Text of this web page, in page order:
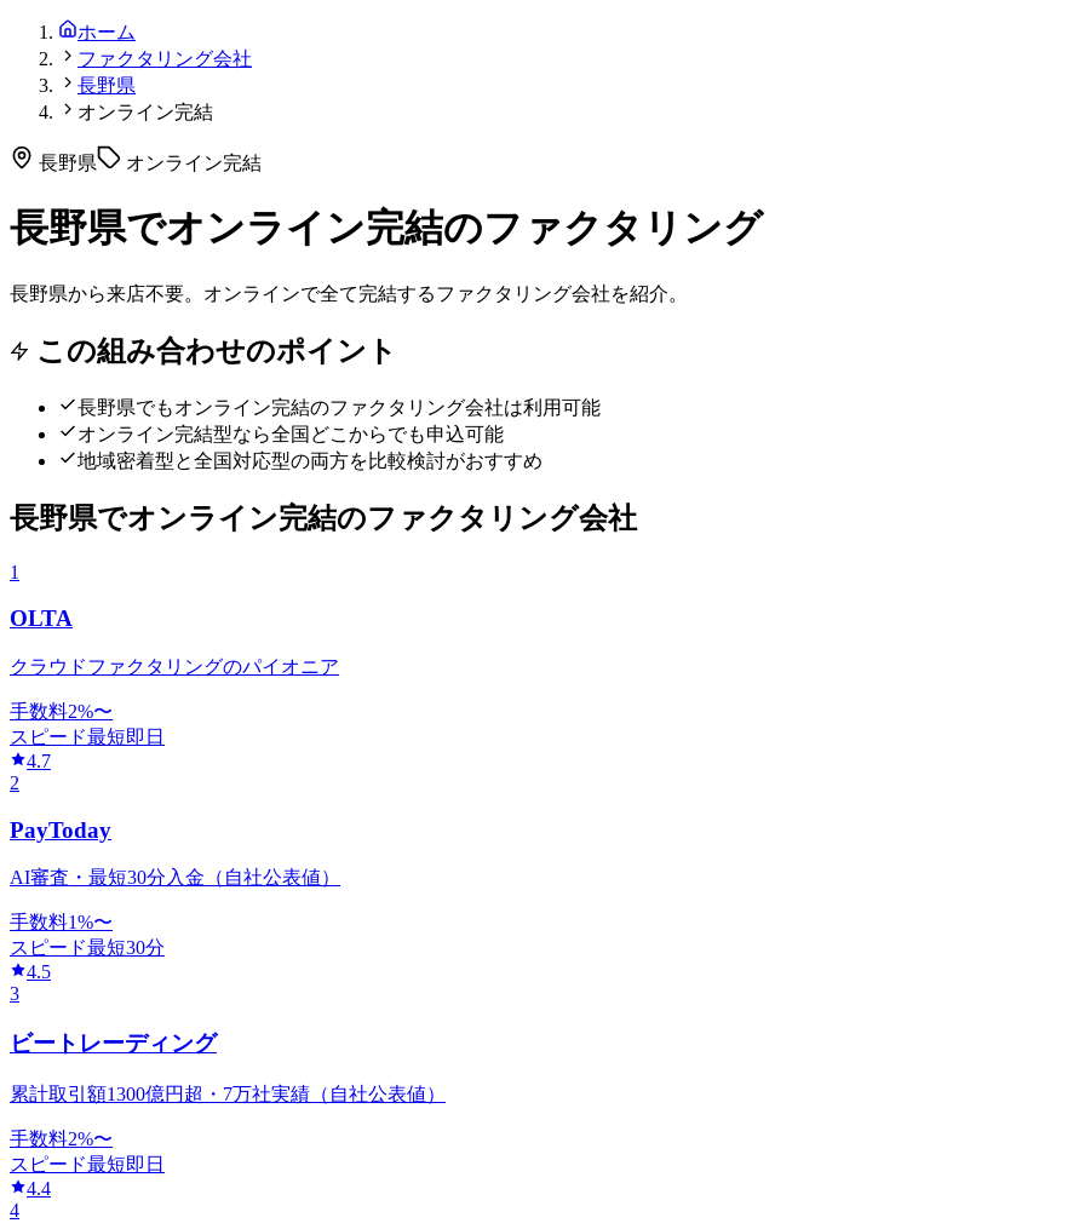
ホーム
ファクタリング会社
長野県
オンライン完結
長野県 オンライン完結
長野県でオンライン完結のファクタリング
長野県から来店不要。オンラインで全て完結するファクタリング会社を紹介。
この組み合わせのポイント
長野県でもオンライン完結のファクタリング会社は利用可能
オンライン完結型なら全国どこからでも申込可能
地域密着型と全国対応型の両方を比較検討がおすすめ
長野県でオンライン完結のファクタリング会社
1
OLTA
クラウドファクタリングのパイオニア
手数料2%〜
スピード最短即日
4.7
2
PayToday
AI審査・最短30分入金（自社公表値）
手数料1%〜
スピード最短30分
4.5
3
ビートレーディング
累計取引額1300億円超・7万社実績（自社公表値）
手数料2%〜
スピード最短即日
4.4
4